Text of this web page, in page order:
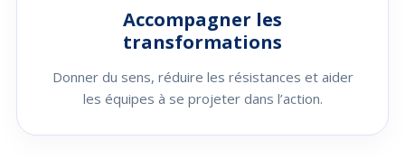
Accompagner les
transformations
Donner du sens, réduire les résistances et aider
les équipes à se projeter dans l’action.